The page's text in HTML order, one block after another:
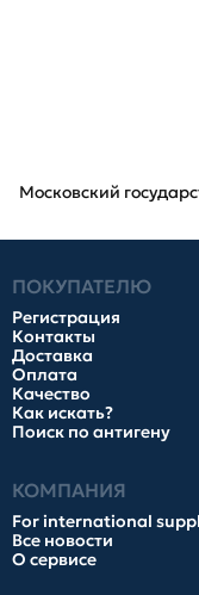
Московский
ПОКУПАТЕЛЮ
Регистрация
Контакты
Доставка
Оплата
Качество
Как искать?
Поиск по антигену
КОМПАНИЯ
For international
Все новости
О сервисе